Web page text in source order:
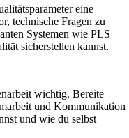
eine
technische Fragen zu
Systemen wie PLS
sicherstellen kannst.
wichtig. Bereite
und Kommunikation
und wie du selbst